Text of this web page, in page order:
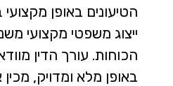
הטיעונים באופן מקצועי
ייצוג משפטי מקצועי
הכוחות. עורך הדין
באופן מלא ומדויק,